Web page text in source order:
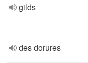
gilds
des dorures